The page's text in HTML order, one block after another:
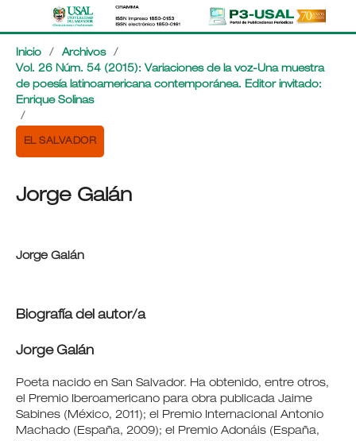
Inicio / Archivos
/
Vol. 26 Núm. 54 (2015): Variaciones de la voz-Una muestra
de poesía latinoamericana contemporánea. Editor invitado:
Enrique Solinas
/
EL SALVADOR
Jorge Galán
Jorge Galán
Biografía del autor/a
Jorge Galán
Poeta nacido en San Salvador. Ha obtenido, entre otros,
el Premio Iberoamericano para obra publicada Jaime
Sabines (México, 2011); el Premio Internacional Antonio
Machado (España, 2009); el Premio Adonáis (España,